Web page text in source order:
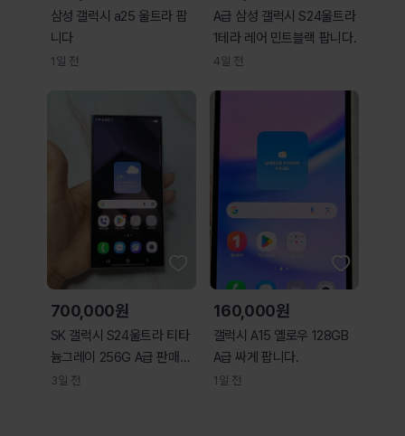
삼성 갤럭시 a25 울트라 팝
니다
1일 전
A급 삼성 갤럭시 S24울트라
1테라 레어 민트블랙 팝니다.
4일 전
700,000원
SK 갤럭시 S24울트라 티타
늄그레이 256G A급 판매합
니다
3일 전
160,000원
갤럭시 A15 옐로우 128GB
A급 싸게 팝니다.
1일 전